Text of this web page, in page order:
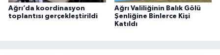
Ağrı’da koordinasyon
toplantısı gerçekleştirildi
Ağrı Valiliğinin Balık Gölü
Şenliğine Binlerce Kişi
Katıldı